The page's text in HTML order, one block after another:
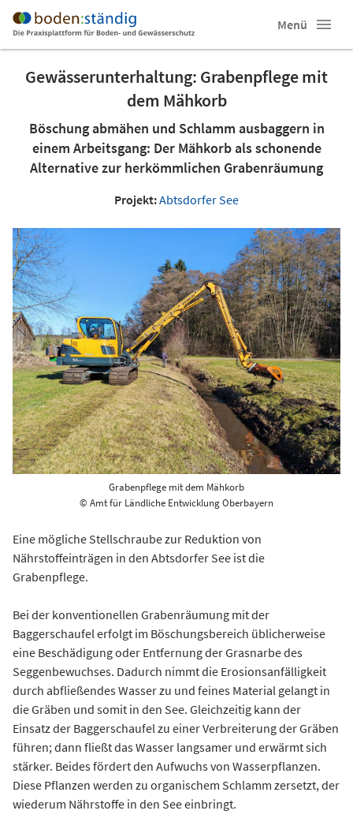
Menü
Gewässerunterhaltung: Grabenpflege mit
dem Mähkorb
Böschung abmähen und Schlamm ausbaggern in
einem Arbeitsgang: Der Mähkorb als schonende
Alternative zur herkömmlichen Grabenräumung
Projekt:Abtsdorfer See
Grabenpflege mit dem Mähkorb
© Amt für Ländliche Entwicklung Oberbayern
Eine mögliche Stellschraube zur Reduktion von
Nährstoffeinträgen in den Abtsdorfer See ist die
Grabenpflege.
Bei der konventionellen Grabenräumung mit der
Baggerschaufel erfolgt im Böschungsbereich üblicherweise
eine Beschädigung oder Entfernung der Grasnarbe des
Seggenbewuchses. Dadurch nimmt die Erosionsanfälligkeit
durch abfließendes Wasser zu und feines Material gelangt in
die Gräben und somit in den See. Gleichzeitig kann der
Einsatz der Baggerschaufel zu einer Verbreiterung der Gräben
führen; dann fließt das Wasser langsamer und erwärmt sich
stärker. Beides fördert den Aufwuchs von Wasserpflanzen.
Diese Pflanzen werden zu organischem Schlamm zersetzt, der
wiederum Nährstoffe in den See einbringt.